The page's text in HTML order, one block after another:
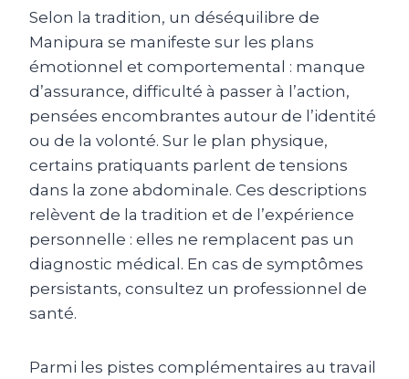
Selon la tradition, un déséquilibre de
Manipura se manifeste sur les plans
émotionnel et comportemental : manque
d’assurance, difficulté à passer à l’action,
pensées encombrantes autour de l’identité
ou de la volonté. Sur le plan physique,
certains pratiquants parlent de tensions
dans la zone abdominale. Ces descriptions
relèvent de la tradition et de l’expérience
personnelle : elles ne remplacent pas un
diagnostic médical. En cas de symptômes
persistants, consultez un professionnel de
santé.
Parmi les pistes complémentaires au travail